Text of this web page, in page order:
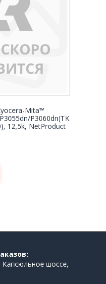
Mita™
P3060dn(TK
12,5k, NetProduct
Капсюльное шоссе,